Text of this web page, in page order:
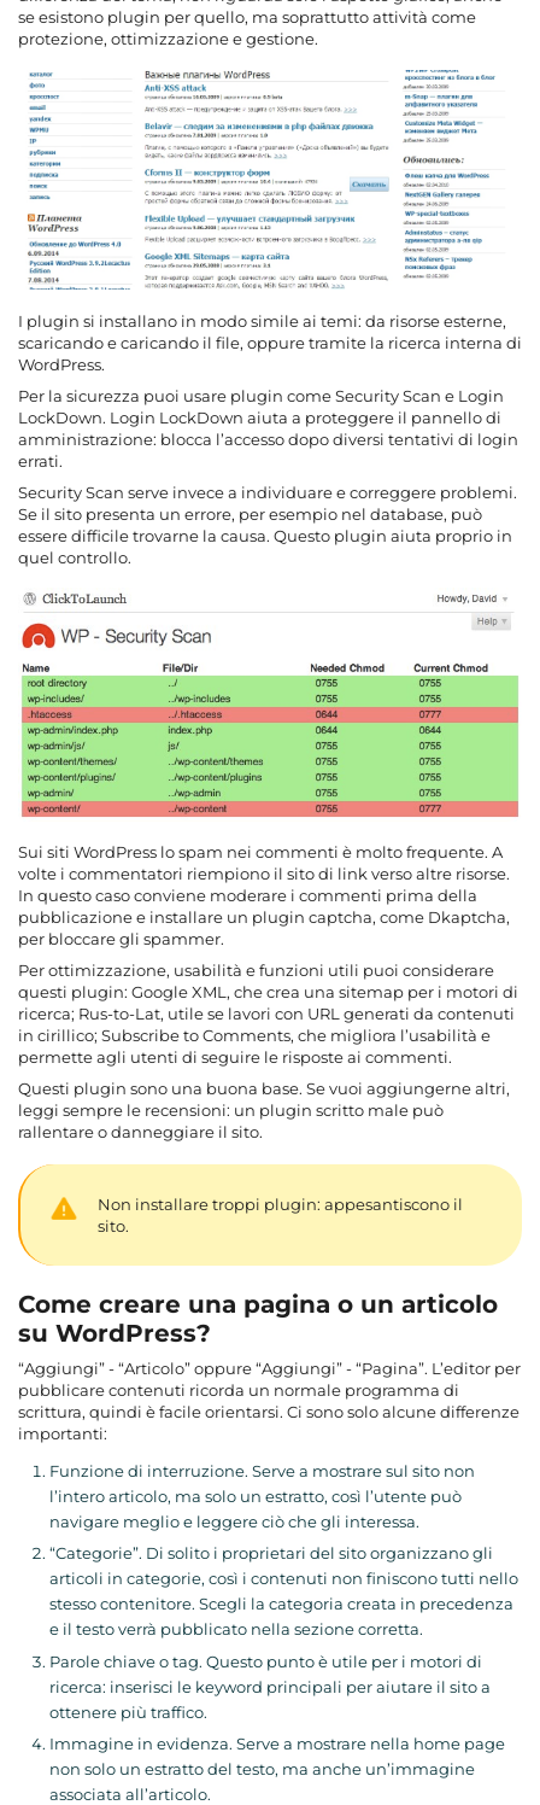
se esistono plugin per quello, ma soprattutto attività come
protezione, ottimizzazione e gestione.
I plugin si installano in modo simile ai temi: da risorse esterne,
scaricando e caricando il file, oppure tramite la ricerca interna di
WordPress.
Per la sicurezza puoi usare plugin come Security Scan e Login
LockDown. Login LockDown aiuta a proteggere il pannello di
amministrazione: blocca l’accesso dopo diversi tentativi di login
errati.
Security Scan serve invece a individuare e correggere problemi.
Se il sito presenta un errore, per esempio nel database, può
essere difficile trovarne la causa. Questo plugin aiuta proprio in
quel controllo.
Sui siti WordPress lo spam nei commenti è molto frequente. A
volte i commentatori riempiono il sito di link verso altre risorse.
In questo caso conviene moderare i commenti prima della
pubblicazione e installare un plugin captcha, come Dkaptcha,
per bloccare gli spammer.
Per ottimizzazione, usabilità e funzioni utili puoi considerare
questi plugin: Google XML, che crea una sitemap per i motori di
ricerca; Rus-to-Lat, utile se lavori con URL generati da contenuti
in cirillico; Subscribe to Comments, che migliora l’usabilità e
permette agli utenti di seguire le risposte ai commenti.
Questi plugin sono una buona base. Se vuoi aggiungerne altri,
leggi sempre le recensioni: un plugin scritto male può
rallentare o danneggiare il sito.
Non installare troppi plugin: appesantiscono il
sito.
Come creare una pagina o un articolo
su WordPress?
“Aggiungi” - “Articolo” oppure “Aggiungi” - “Pagina”. L’editor per
pubblicare contenuti ricorda un normale programma di
scrittura, quindi è facile orientarsi. Ci sono solo alcune differenze
importanti:
Funzione di interruzione. Serve a mostrare sul sito non
l’intero articolo, ma solo un estratto, così l’utente può
navigare meglio e leggere ciò che gli interessa.
“Categorie”. Di solito i proprietari del sito organizzano gli
articoli in categorie, così i contenuti non finiscono tutti nello
stesso contenitore. Scegli la categoria creata in precedenza
e il testo verrà pubblicato nella sezione corretta.
Parole chiave o tag. Questo punto è utile per i motori di
ricerca: inserisci le keyword principali per aiutare il sito a
ottenere più traffico.
Immagine in evidenza. Serve a mostrare nella home page
non solo un estratto del testo, ma anche un’immagine
associata all’articolo.